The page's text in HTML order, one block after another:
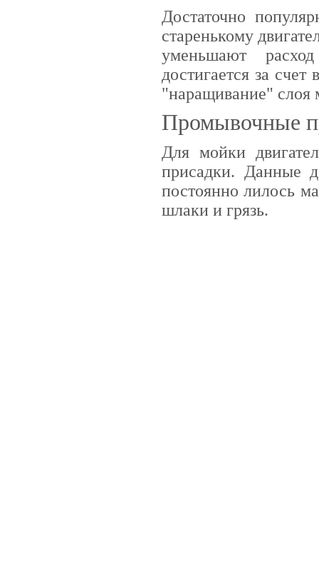
Достаточно
старенькому
уменьшают
достигается за
"наращивание" слоя
Промывочные
Для мойки
присадки. Данные
постоянно лилось
шлаки и грязь.